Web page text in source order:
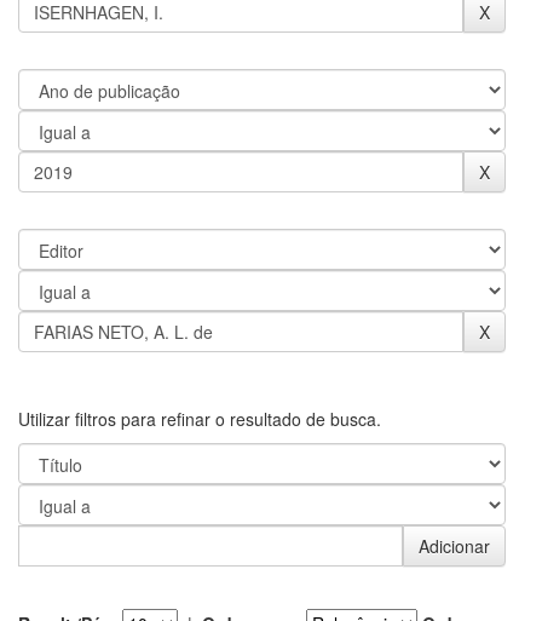
Utilizar filtros para refinar o resultado de busca.